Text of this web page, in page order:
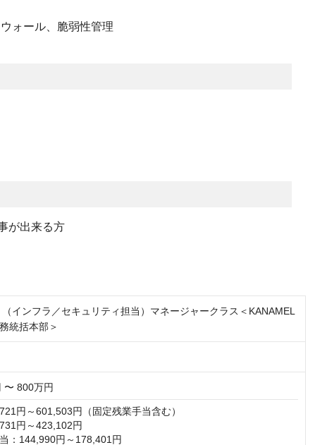
ォール、脆弱性管理
が出来る方
インフラ／セキュリティ担当）マネージャークラス＜KANAMEL
統括本部＞
〜 800万円
円～601,503円（固定残業手当含む）
円～423,102円
：144,990円～178,401円